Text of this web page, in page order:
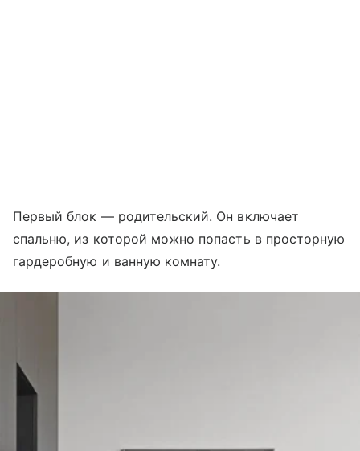
Первый блок — родительский. Он включает
спальню, из которой можно попасть в просторную
гардеробную и ванную комнату.